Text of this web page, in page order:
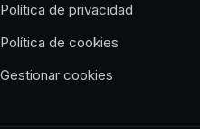
Política de privacidad
Política de cookies
Gestionar cookies